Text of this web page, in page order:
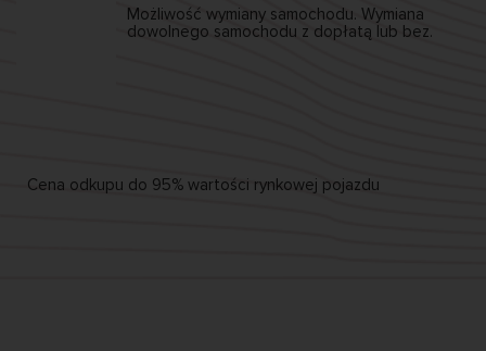
Możliwość wymiany samochodu. Wymiana
dowolnego samochodu z dopłatą lub bez.
Cena odkupu do 95% wartości rynkowej pojazdu